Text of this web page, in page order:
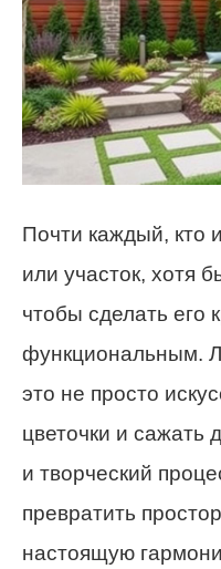
Почти каждый, кто
или участок, хотя
чтобы сделать
функциональным.
это не просто
цветочки и сажать
и творческий
превратить
настоящую